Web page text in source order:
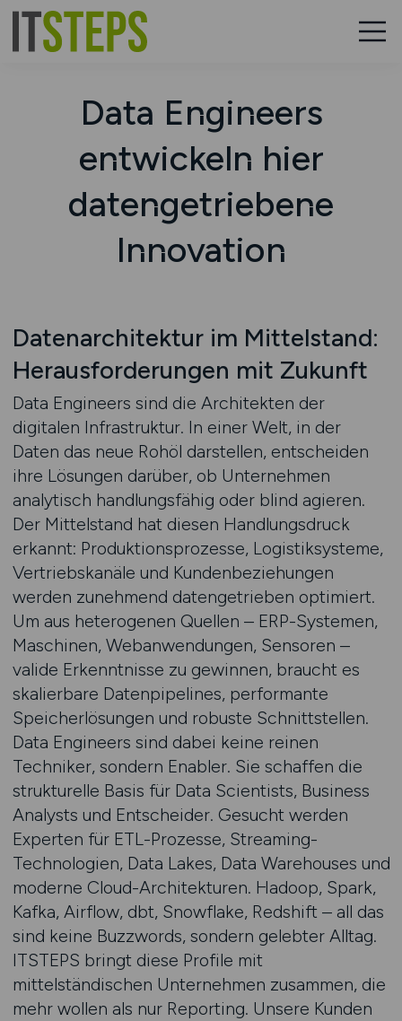
Data Engineers
entwickeln hier
datengetriebene
Innovation
Datenarchitektur im Mittelstand:
Herausforderungen mit Zukunft
Data Engineers sind die Architekten der
digitalen Infrastruktur. In einer Welt, in der
Daten das neue Rohöl darstellen, entscheiden
ihre Lösungen darüber, ob Unternehmen
analytisch handlungsfähig oder blind agieren.
Der Mittelstand hat diesen Handlungsdruck
erkannt: Produktionsprozesse, Logistiksysteme,
Vertriebskanäle und Kundenbeziehungen
werden zunehmend datengetrieben optimiert.
Um aus heterogenen Quellen – ERP-Systemen,
Maschinen, Webanwendungen, Sensoren –
valide Erkenntnisse zu gewinnen, braucht es
skalierbare Datenpipelines, performante
Speicherlösungen und robuste Schnittstellen.
Data Engineers sind dabei keine reinen
Techniker, sondern Enabler. Sie schaffen die
strukturelle Basis für Data Scientists, Business
Analysts und Entscheider. Gesucht werden
Experten für ETL-Prozesse, Streaming-
Technologien, Data Lakes, Data Warehouses und
moderne Cloud-Architekturen. Hadoop, Spark,
Kafka, Airflow, dbt, Snowflake, Redshift – all das
sind keine Buzzwords, sondern gelebter Alltag.
ITSTEPS bringt diese Profile mit
mittelständischen Unternehmen zusammen, die
mehr wollen als nur Reporting. Unsere Kunden